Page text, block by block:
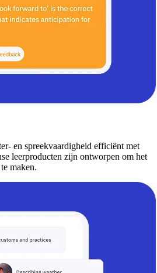
en spreekvaardigheid efficiënt met
leerproducten zijn ontworpen om het
maken.